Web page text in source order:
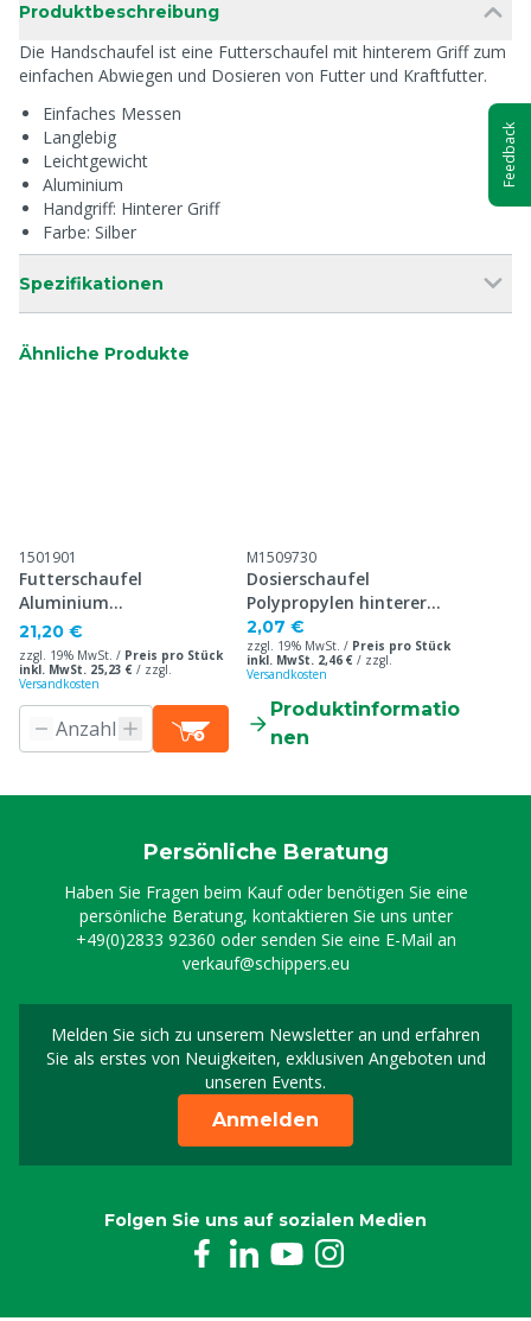
Produktbeschreibung
Die Handschaufel ist eine Futterschaufel mit hinterem Griff zum
einfachen Abwiegen und Dosieren von Futter und Kraftfutter.
Einfaches Messen
Langlebig
Leichtgewicht
Aluminium
Handgriff: Hinterer Griff
Farbe: Silber
Spezifikationen
Ähnliche Produkte
1501901
Futterschaufel
Aluminium
obenliegendem Griff,
2000 g
21,20 €
zzgl. 19% MwSt. / Preis pro Stück
inkl. MwSt. 25,23 € / zzgl.
Versandkosten
M1509730
Dosierschaufel
Polypropylen hinterer
Griff
2,07 €
zzgl. 19% MwSt. / Preis pro Stück
inkl. MwSt. 2,46 € / zzgl.
Versandkosten
Produktinformatio
nen
Persönliche Beratung
Haben Sie Fragen beim Kauf oder benötigen Sie eine
persönliche Beratung, kontaktieren Sie uns unter
+49(0)2833 92360 oder senden Sie eine E-Mail an
verkauf@schippers.eu
Melden Sie sich zu unserem Newsletter an und erfahren
Sie als erstes von Neuigkeiten, exklusiven Angeboten und
unseren Events.
Melden Sie sich für
Anmelden
Folgen Sie uns auf sozialen Medien
Feedback